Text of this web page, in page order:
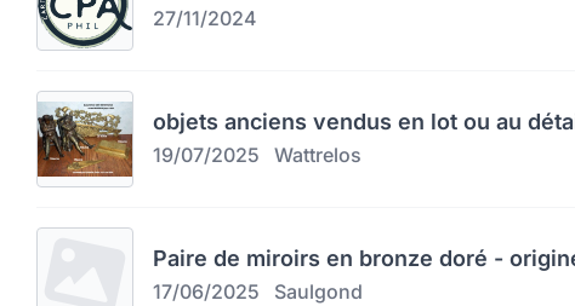
27/11/2024
objets anciens vendus en lot ou au
19/07/2025 Wattrelos
Paire de miroirs en bronze doré -
17/06/2025 Saulgond